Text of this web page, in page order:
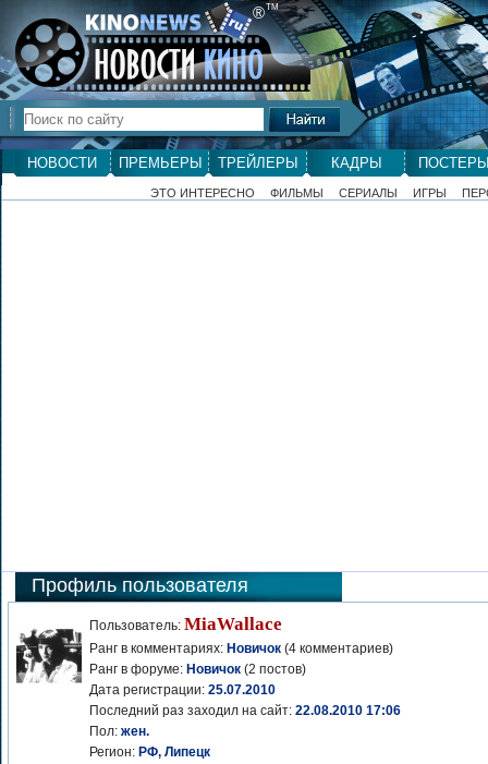
®ТМ
НОВОСТИ ПРЕМЬЕРЫ ТРЕЙЛЕРЫ КАДРЫ
ЭТО ИНТЕРЕСНО ФИЛЬМЫ СЕРИАЛЫ ИГРЫ
Профиль пользователя
Пользователь: MiaWallace
Ранг в комментариях: Новичок (4 комментариев)
Ранг в форуме: Новичок (2 постов)
Дата регистрации: 25.07.2010
Последний раз заходил на сайт: 22.08.2010 17:06
Пол: жен.
Регион: РФ, Липецк